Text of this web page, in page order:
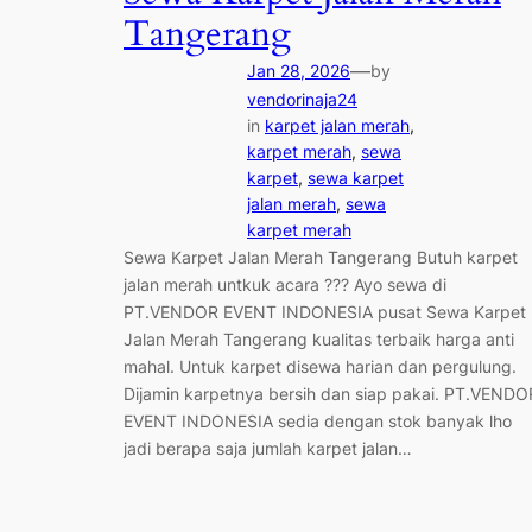
Tangerang
Jan 28, 2026—by
vendorinaja24
in karpet jalan merah
karpet merah, sewa
karpet, sewa karpet
jalan merah, sewa
karpet merah
Sewa Karpet Jalan Merah Tangerang Butuh karpet
jalan merah untkuk acara ??? Ayo sewa di
PT.VENDOR EVENT INDONESIA pusat Sewa Karpet
Jalan Merah Tangerang kualitas terbaik harga anti
mahal. Untuk karpet disewa harian dan pergulung.
Dijamin karpetnya bersih dan siap pakai.
EVENT INDONESIA sedia dengan stok banyak lho
jadi berapa saja jumlah karpet jalan…